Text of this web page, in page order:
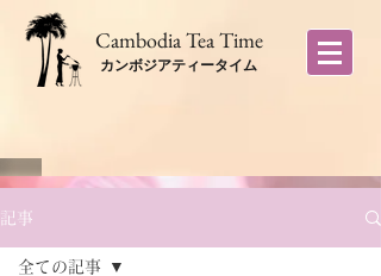
​Cambodia Tea Time
カンボジアティータイム
記事
全ての記事